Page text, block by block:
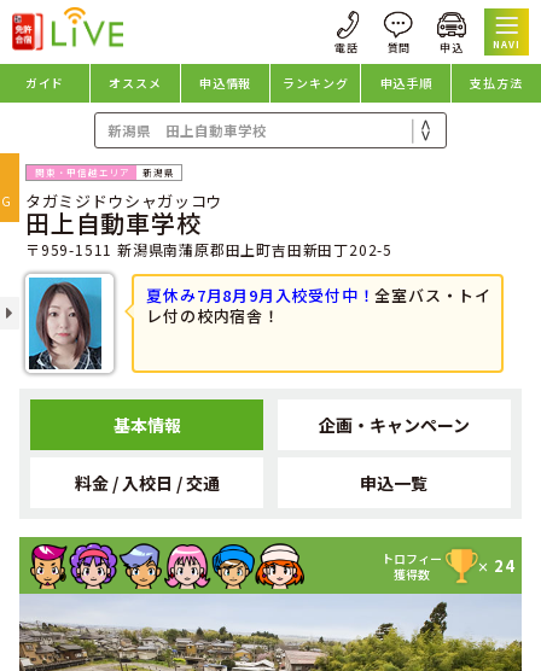
NAVI
ガイド オススメ 申込情報 ランキング 申込手順 支払方法
新潟県
タガミジドウシャガッコウ
田上自動車学校
〒959-1511 新潟県南蒲原郡田上町吉田新田丁202-5
夏休み7月8月9月入校受付中！全室バス・トイ
レ付の校内宿舎！
基本情報 企画・キャンペーン
料金 / 入校日 / 交通 申込一覧
トロフィー
獲得数
× 24